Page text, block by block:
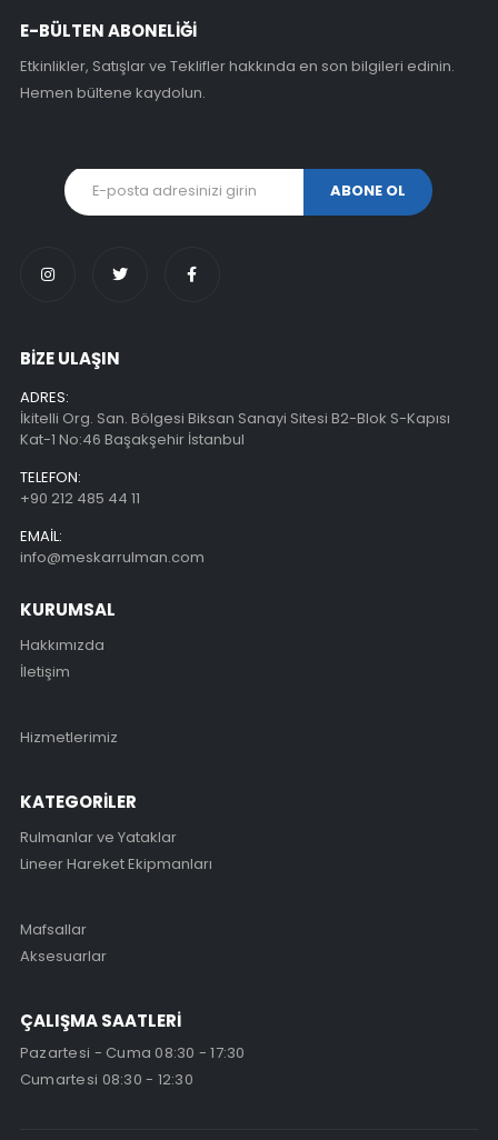
E-BÜLTEN ABONELİĞİ
Etkinlikler, Satışlar ve Teklifler hakkında en son bilgileri edinin.
Hemen bültene kaydolun.
BİZE ULAŞIN
ADRES:
İkitelli Org. San. Bölgesi Biksan Sanayi Sitesi B2-Blok S-Kapısı
Kat-1 No:46 Başakşehir İstanbul
TELEFON:
+90 212 485 44 11
EMAIL:
info@meskarrulman.com
KURUMSAL
Hakkımızda
İletişim
Hizmetlerimiz
KATEGORİLER
Rulmanlar ve Yataklar
Lineer Hareket Ekipmanları
Mafsallar
Aksesuarlar
ÇALIŞMA SAATLERİ
Pazartesi - Cuma 08:30 - 17:30
Cumartesi 08:30 - 12:30